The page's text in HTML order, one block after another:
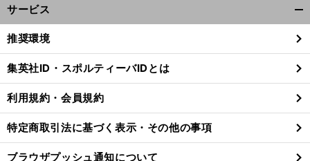
サービス
閉
る
推奨環境
集英社ID・スポルティーバIDとは
利用規約・会員規約
特定商取引法に基づく表示・その他の事項
ブラウザプッシュ通知について